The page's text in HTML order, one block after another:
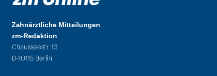
Zahnärztliche Mitteilungen
zm-Redaktion
Chausseestr. 13
D-10115 Berlin